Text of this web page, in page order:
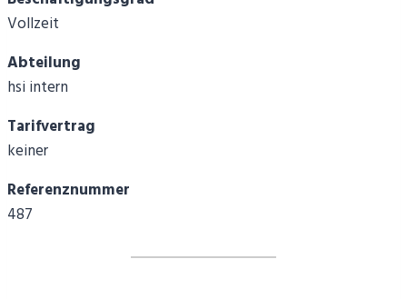
Vollzeit
Abteilung
hsi intern
Tarifvertrag
keiner
Referenznummer
487